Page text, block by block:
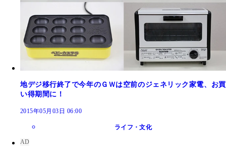
地デジ移行終了で今年のＧＷは空前のジェネリック家電、お買
い得期間に！
2015年05月03日 06:00
ライフ・文化